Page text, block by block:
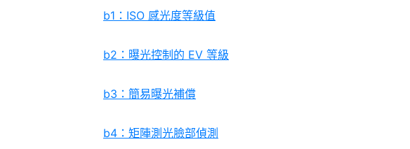
b1：ISO 感光度等級值
b2：曝光控制的 EV 等級
b3：簡易曝光補償
b4：矩陣測光臉部偵測